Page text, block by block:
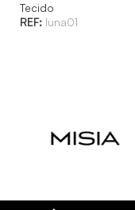
Tecido
REF: luna01
Read